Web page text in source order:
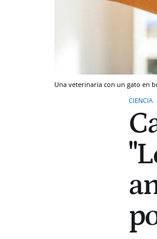
Una veterinaria con un gato en
CIENCIA